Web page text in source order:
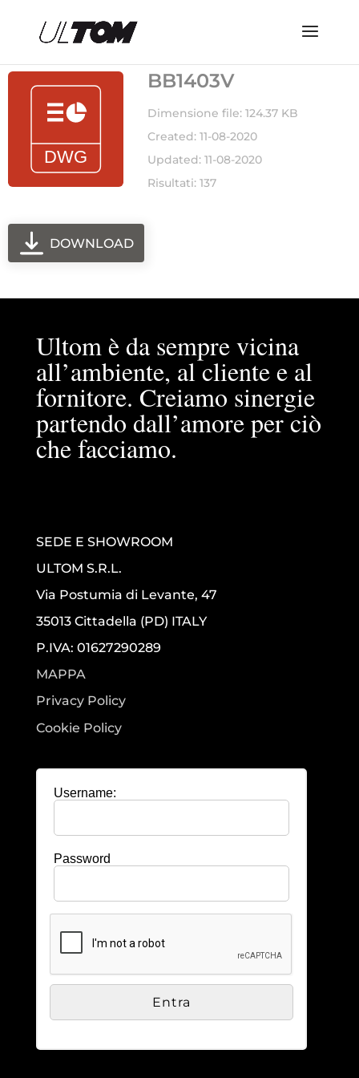
BB1403V
Dimensione file: 124.37 KB
Created: 11-08-2020
Updated: 11-08-2020
Risultati: 137
DOWNLOAD
Ultom è da sempre vicina
all’ambiente, al cliente e al
fornitore. Creiamo sinergie
partendo dall’amore per ciò
che facciamo.
SEDE E SHOWROOM
ULTOM S.R.L.
Via Postumia di Levante, 47
35013 Cittadella (PD) ITALY
P.IVA: 01627290289
MAPPA
Privacy Policy
Cookie Policy
Username:
Password